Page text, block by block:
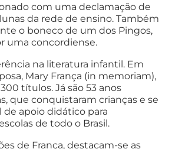
com uma declamação de
da rede de ensino. Também
o boneco de um dos Pingos,
uma concordiense.
na literatura infantil. Em
Mary França (in memoriam),
títulos. Já são 53 anos
que conquistaram crianças e se
apoio didático para
de todo o Brasil.
de França, destacam-se as